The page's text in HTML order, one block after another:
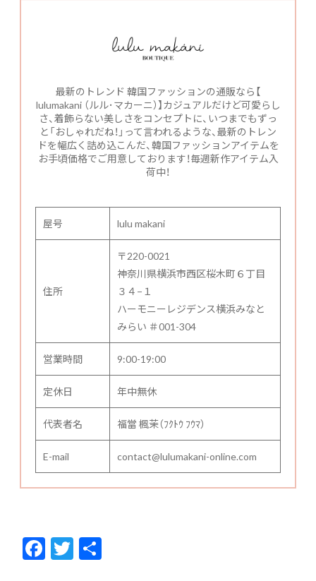
最新のトレンド 韓国ファッションの通販なら【
lulumakani （ルル･マカーニ）】カジュアルだけど可愛らし
さ、着飾らない美しさをコンセプトに、いつまでもずっ
と「おしゃれだね！」って言われるような、最新のトレン
ドを幅広く詰め込こんだ、韓国ファッションアイテムを
お手頃価格でご用意しております！毎週新作アイテム入
荷中！
屋号 lulu makani
住所
〒220-0021
神奈川県横浜市西区桜木町６丁目
３４−１
ハーモニーレジデンス横浜みなと
みらい ＃001-304
営業時間 9:00-19:00
定休日 年中無休
代表者名 福當 楓茉（ﾌｸﾄｳ ﾌｳﾏ）
E-mail contact@lulumakani-online.com
F
ac
T
w